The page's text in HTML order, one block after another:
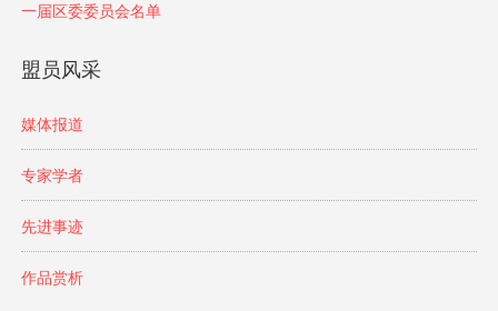
一届区委委员会名单
盟员风采
媒体报道
专家学者
先进事迹
作品赏析